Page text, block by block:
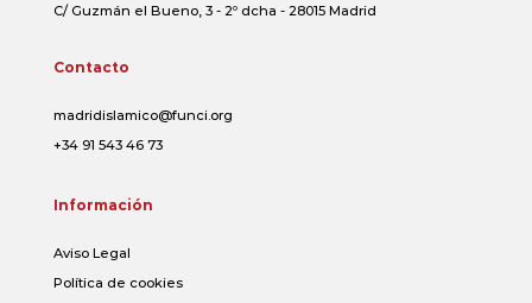
C/ Guzmán el Bueno, 3 - 2º dcha - 28015 Madrid
Contacto
madridislamico@funci.org
+34 91 543 46 73
Información
Aviso Legal
Política de cookies